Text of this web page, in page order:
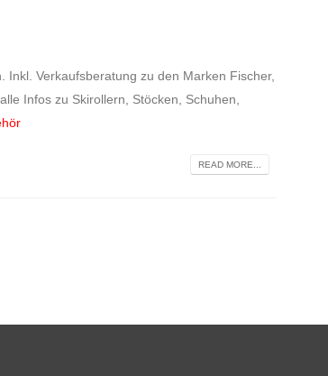
Verkaufsberatung zu den Marken Fischer,
Infos zu Skirollern, Stöcken, Schuhen,
READ MORE...